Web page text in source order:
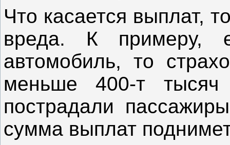
Что касается выплат,
вреда. К примеру,
автомобиль, то
меньше 400-т
пострадали
сумма выплат